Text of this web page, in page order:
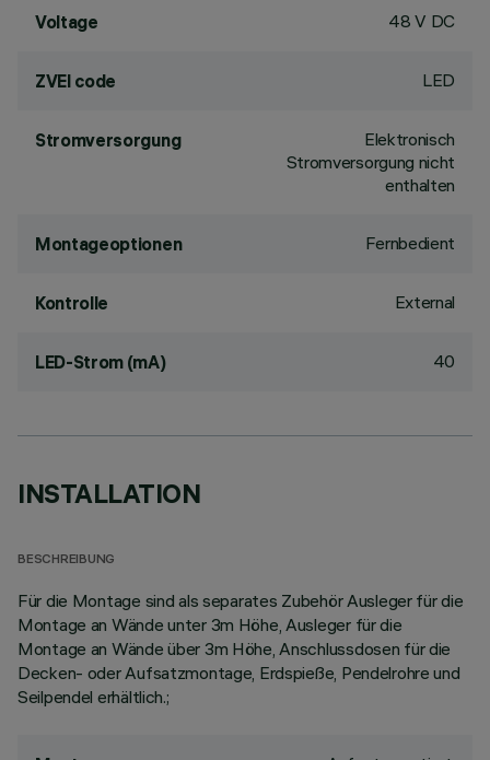
Voltage 48 V DC
ZVEI code LED
Stromversorgung
Elektronisch
Stromversorgung nicht
enthalten
Montageoptionen Fernbedient
Kontrolle External
LED-Strom (mA) 40
INSTALLATION
BESCHREIBUNG
Für die Montage sind als separates Zubehör Ausleger für die
Montage an Wände unter 3m Höhe, Ausleger für die
Montage an Wände über 3m Höhe, Anschlussdosen für die
Decken- oder Aufsatzmontage, Erdspieße, Pendelrohre und
Seilpendel erhältlich.;